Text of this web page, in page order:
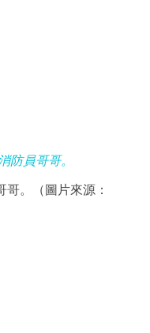
。（圖片來源：